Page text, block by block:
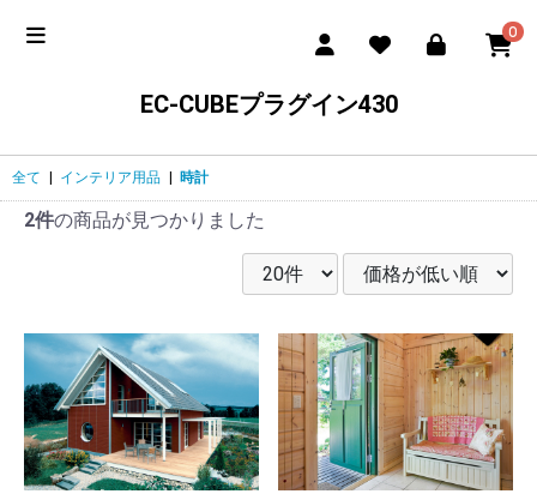
0
EC-CUBEプラグイン430
全て インテリア用品 時計
2件の商品が見つかりました